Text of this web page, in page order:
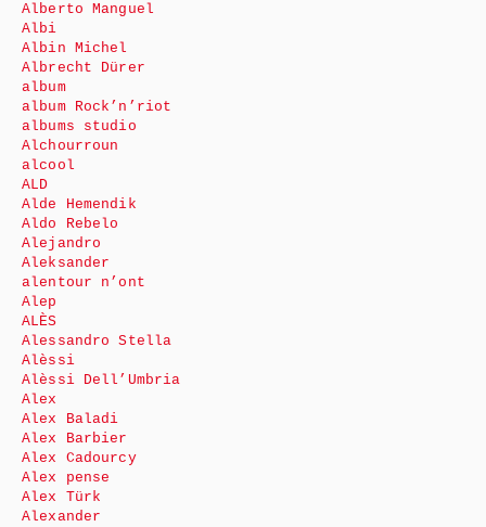
Alberto Manguel
Albi
Albin Michel
Albrecht Dürer
album
album Rock’n’riot
albums studio
Alchourroun
alcool
ALD
Alde Hemendik
Aldo Rebelo
Alejandro
Aleksander
alentour n’ont
Alep
ALÈS
Alessandro Stella
Alèssi
Alèssi Dell’Umbria
Alex
Alex Baladi
Alex Barbier
Alex Cadourcy
Alex pense
Alex Türk
Alexander